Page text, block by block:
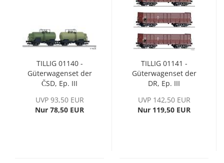
TILLIG 01140 -
Güterwagenset der
ČSD, Ep. III
UVP 93,50 EUR
Nur 78,50 EUR
TILLIG 01141 -
Güterwagenset der
DR, Ep. III
UVP 142,50 EUR
Nur 119,50 EUR